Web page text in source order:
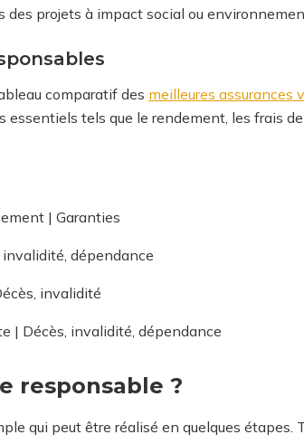
projets à impact social ou
comparatif des meilleures assurances
essentiels tels que le rendement, les frais de
| Garanties
invalidité, dépendance
invalidité
| Décès, invalidité, dépendance
responsable ?
qui peut être réalisé en quelques étapes.